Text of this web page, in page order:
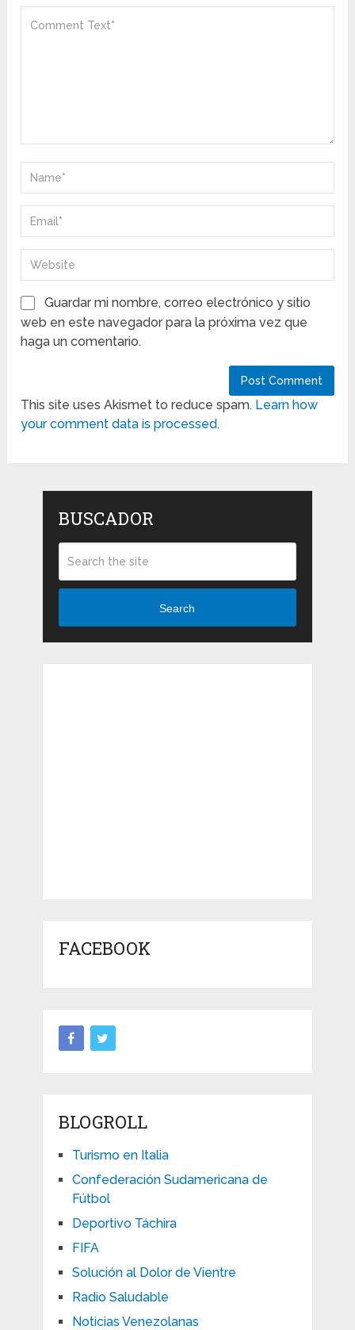
Guardar mi nombre, correo electrónico y sitio
web en este navegador para la próxima vez que
haga un comentario.
This site uses Akismet to reduce spam. Learn how
your comment data is processed.
BUSCADOR
Search
FACEBOOK
BLOGROLL
Turismo en Italia
Confederación Sudamericana de
Fútbol
Deportivo Táchira
FIFA
Solución al Dolor de Vientre
Radio Saludable
Noticias Venezolanas